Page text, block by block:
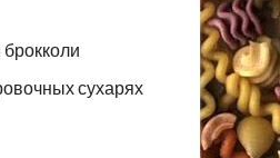
сухарях